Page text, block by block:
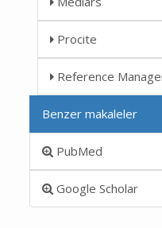
Procite
Reference
Benzer makaleler
PubMed
Google Scholar